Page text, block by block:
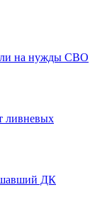
на нужды СВО
ливневых
ДК